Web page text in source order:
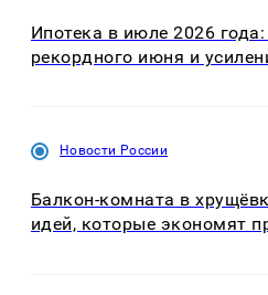
Ипотека в июле 2026
рекордного июня и
Новости России
Балкон-комната в
идей, которые экономят